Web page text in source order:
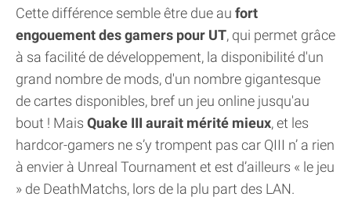
Cette différence semble être due au fort
engouement des gamers pour UT, qui permet grâce
à sa facilité de développement, la disponibilité d'un
grand nombre de mods, d'un nombre gigantesque
de cartes disponibles, bref un jeu online jusqu'au
bout ! Mais Quake III aurait mérité mieux, et les
hardcor-gamers ne s’y trompent pas car QIII n’ a rien
à envier à Unreal Tournament et est d’ailleurs « le jeu
» de DeathMatchs, lors de la plu part des LAN.